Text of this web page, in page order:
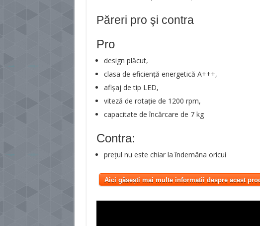
Păreri pro şi contra
Pro
design plăcut,
clasa de eficiență energetică A+++,
afișaj de tip LED,
viteză de rotație de 1200 rpm,
capacitate de încărcare de 7 kg
Contra:
prețul nu este chiar la îndemâna oricui
Aici găsești mai multe informații despre acest